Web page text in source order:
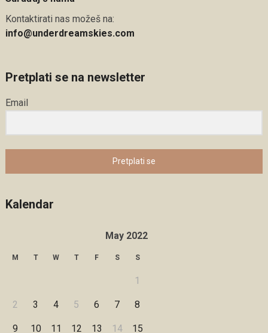
Kontaktirati nas možeš na:
info@underdreamskies.com
Pretplati se na newsletter
Email
Pretplati se
Kalendar
May 2022
M T W T F S S
1
2 3 4 5 6 7 8
9 10 11 12 13 14 15